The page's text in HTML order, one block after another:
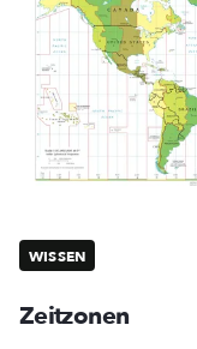
WISSEN
Zeitzonen